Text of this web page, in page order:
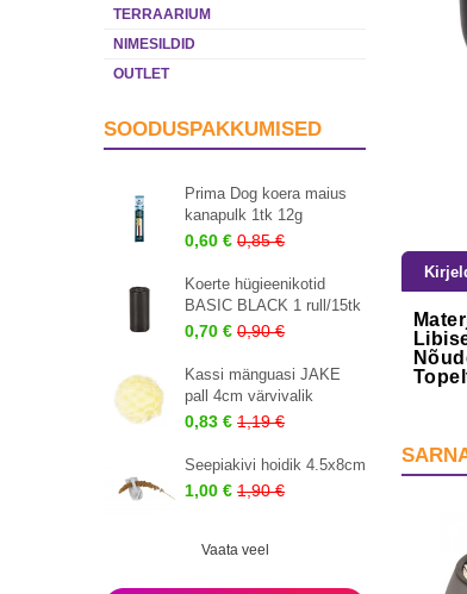
TERRAARIUM
NIMESILDID
OUTLET
SOODUSPAKKUMISED
Prima Dog koera maius
kanapulk 1tk 12g
0,60 € 0,85 €
Koerte hügieenikotid
BASIC BLACK 1 rull/15tk
0,70 € 0,90 €
Kassi mänguasi JAKE
pall 4cm värvivalik
0,83 € 1,19 €
Seepiakivi hoidik 4.5x8cm
1,00 € 1,90 €
Vaata veel